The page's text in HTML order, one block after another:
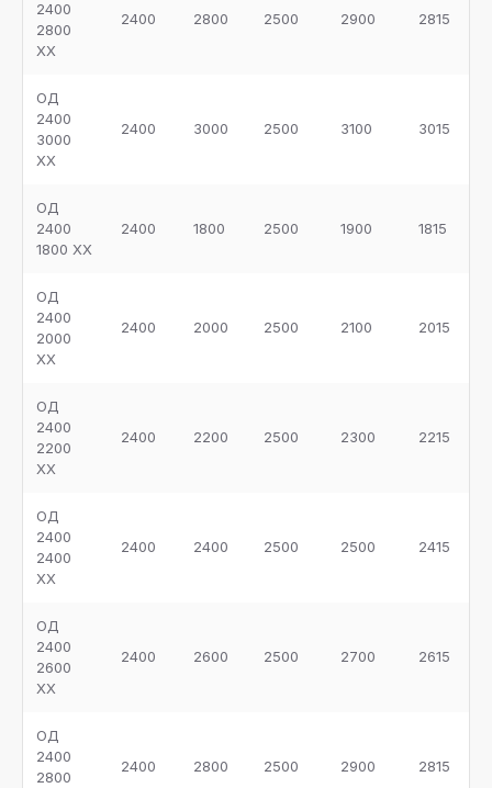
2400
2800
ХХ
2400 2800 2500 2900 2815
ОД
2400
3000
ХХ
2400 3000 2500 3100 3015
ОД
2400
1800 ХХ
2400 1800 2500 1900 1815
ОД
2400
2000
ХХ
2400 2000 2500 2100 2015
ОД
2400
2200
ХХ
2400 2200 2500 2300 2215
ОД
2400
2400
ХХ
2400 2400 2500 2500 2415
ОД
2400
2600
ХХ
2400 2600 2500 2700 2615
ОД
2400
2800
2400 2800 2500 2900 2815